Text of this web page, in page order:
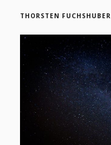
THORSTEN FUCHSHUBER